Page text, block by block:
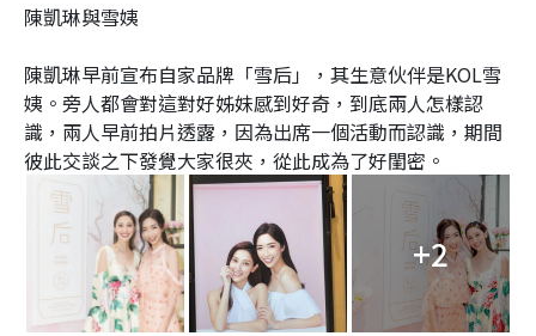
陳凱琳與雪姨
陳凱琳早前宣布自家品牌「雪后」，其生意伙伴是KOL雪
姨。旁人都會對這對好姊妹感到好奇，到底兩人怎樣認
識，兩人早前拍片透露，因為出席一個活動而認識，期間
彼此交談之下發覺大家很夾，從此成為了好閨密。
+2